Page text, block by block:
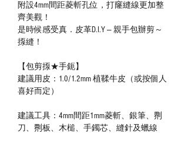
附設4mm間距菱斬孔位，打窿縫線更加整
齊美觀！
是時候感受真．皮革D.I.Y — 親手包辦剪～
揼縫！
【包剪揼★手鈪】
建議用皮：1.0/1.2mm 植鞣牛皮（或按個人
喜好而定）
建議工具：4mm間距1mm菱斬、銀筆、𠝹
刀、𠝹板、木槌、手鐲芯、縫針及蠟線